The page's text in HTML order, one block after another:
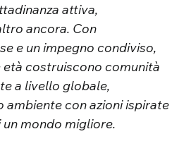
attiva,
ancora. Con
e un impegno condiviso,
costruiscono comunità
a livello globale,
con azioni ispirate
mondo migliore.